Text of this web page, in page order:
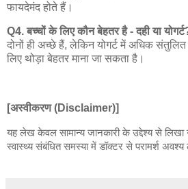
फायदेमंद होते हैं।
Q4.बच्चों के लिए कौन बेहतर है-दही या योगर्ट
दोनों ही अच्छे हैं, लेकिन योगर्ट में अधिक संतुलित
लिए थोड़ा बेहतर माना जा सकता है।
[अस्वीकरण(Disclaimer)]
यह लेख केवल सामान्य जानकारी के उद्देश्य से लिखा
स्वास्थ्य संबंधित समस्या में डॉक्टर से परामर्श अवश्य